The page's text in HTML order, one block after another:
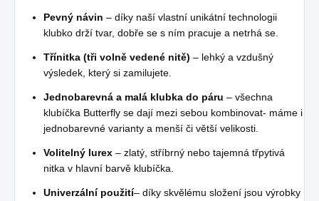
Pevný návin – díky naší vlastní unikátní technologii
klubko drží tvar, dobře se s ním pracuje a netrhá se.
Třínitka (tři volně vedené nitě) – lehký a vzdušný
výsledek, který si zamilujete.
Jednobarevná a malá klubka do páru – všechna
klubíčka Butterfly se dají mezi sebou kombinovat- máme i
jednobarevné varianty a menší či větší velikosti.
Volitelný lurex – zlatý, stříbrný nebo tajemná třpytivá
nitka v hlavní barvě klubíčka.
Univerzální použití– díky skvělému složení jsou výrobky